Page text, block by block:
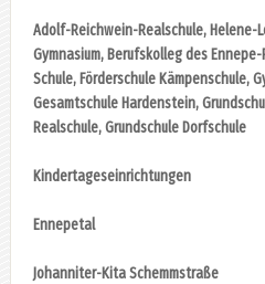
Adolf-Reichwein-Realschule, Helene-
Gymnasium, Berufskolleg des
Schule, Förderschule Kämpenschule,
Gesamtschule Hardenstein,
Realschule, Grundschule Dorfschule
Kindertageseinrichtungen
Ennepetal
Johanniter-Kita Schemmstraße